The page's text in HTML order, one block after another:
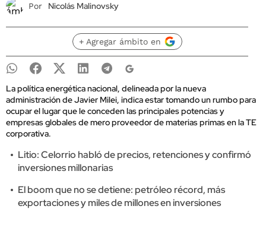
Por Nicolás Malinovsky
+ Agregar ámbito en
La política energética nacional, delineada por la nueva
administración de Javier Milei, indica estar tomando un rumbo para
ocupar el lugar que le conceden las principales potencias y
empresas globales de mero proveedor de materias primas en la TE
corporativa.
Litio: Celorrio habló de precios, retenciones y confirmó
inversiones millonarias
El boom que no se detiene: petróleo récord, más
exportaciones y miles de millones en inversiones